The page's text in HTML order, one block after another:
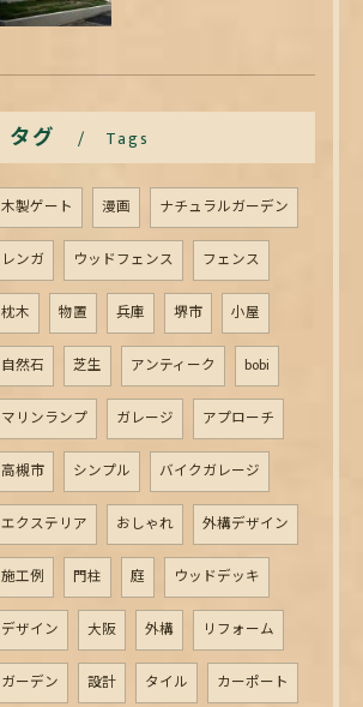
タグ Tags
木製ゲート 漫画 ナチュラルガーデン
レンガ ウッドフェンス フェンス
枕木 物置 兵庫 堺市 小屋
自然石 芝生 アンティーク bobi
マリンランプ ガレージ アプローチ
高槻市 シンプル バイクガレージ
エクステリア おしゃれ 外構デザイン
施工例 門柱 庭 ウッドデッキ
デザイン 大阪 外構 リフォーム
ガーデン 設計 タイル カーポート